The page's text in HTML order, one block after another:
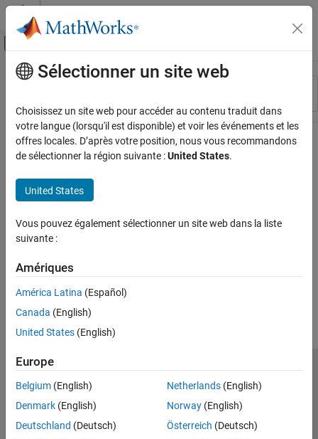
Passer au contenu
Activer/désactiver l'affichage du menu
Ressource
Contenu principal
Sélectionner un site web
Choisissez un site web pour accéder au contenu traduit dans
votre langue (lorsqu'il est disponible) et voir les événements et les
offres locales. D’après votre position, nous vous recommandons
de sélectionner la région suivante :United States.
United States
Vous pouvez également sélectionner un site web dans la liste
suivante :
Amériques
América Latina (Español)
Canada (English)
United States (English)
Europe
Belgium (English)
Denmark (English)
Deutschland (Deutsch)
Netherlands(English)
Norway(English)
Österreich (Deutsch)
Lutte anti-piratage
Contacts locaux
© 1994-2026 The MathWorks, Inc.